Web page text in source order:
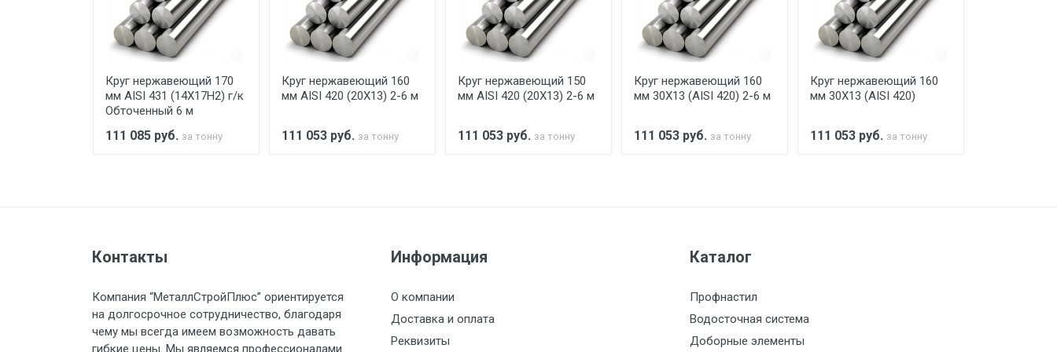
При доставке товара, Клиент заранее обязан обеспечить подъезные пути для разгружаемого а/м. На разгрузку автомобиля
предоставляется не более 2-х часов.
Стоимость доставки по РФ рассчитывается индивидуально.
Груз до 6 м, вес до 2 тн 6500 с НДС 35р./км за МКАД
Груз до 6 м, вес до 3 тн 7500 с НДС 35р./км за МКАД
Груз до 6 м, вес до 5 тн 9000 с НДС 40р./км за МКАД
Круг нержавеющий 170
мм AISI 431 (14Х17Н2) г/к
Обточенный 6 м
111 085 руб. за тонну
Круг нержавеющий 160
мм AISI 420 (20Х13) 2-6 м
111 053 руб. за тонну
Круг нержавеющий 150
мм AISI 420 (20Х13) 2-6 м
111 053 руб. за тонну
Круг нержавеющий 160
мм 30Х13 (AISI 420) 2-6 м
111 053 руб. за тонну
Круг нержавеющий 160
мм 30Х13 (AISI 420)
111 053 руб. за тонну
Контакты
Компания “МеталлСтройПлюс” ориентируется
на долгосрочное сотрудничество, благодаря
чему мы всегда имеем возможность давать
гибкие цены. Мы являемся профессионалами
Информация
О компании
Доставка и оплата
Реквизиты
Каталог
Профнастил
Водосточная система
Доборные элементы